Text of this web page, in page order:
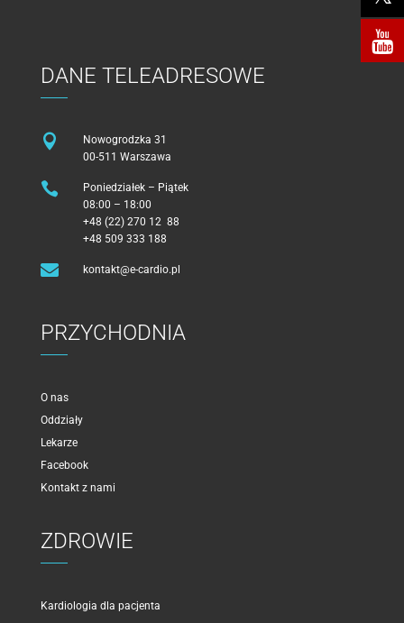
DANE TELEADRESOWE

Nowogrodzka 31
00-511 Warszawa

Poniedziałek – Piątek
08:00 – 18:00
+48 (22) 270 12 88
+48 509 333 188
 kontakt@e-cardio.pl
PRZYCHODNIA
O nas
Oddziały
Lekarze
Facebook
Kontakt z nami
ZDROWIE
Kardiologia dla pacjenta